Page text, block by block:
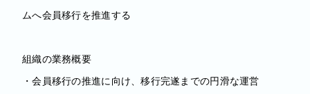
ムへ会員移行を推進する
組織の業務概要
・会員移行の推進に向け、移行完遂までの円滑な運営